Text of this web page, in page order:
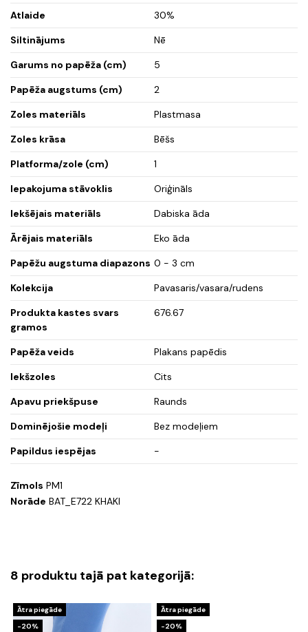
Atlaide
30%
Siltinājums
Nē
Garums no papēža (cm)
5
Papēža augstums (cm)
2
Zoles materiāls
Plastmasa
Zoles krāsa
Bēšs
Platforma/zole (cm)
1
Iepakojuma stāvoklis
Oriģināls
Iekšējais materiāls
Dabiska āda
Ārējais materiāls
Eko āda
Papēžu augstuma diapazons 0 - 3 cm
Kolekcija
Pavasaris/vasara/rudens
Produkta kastes svars
gramos
676.67
Papēža veids
Plakans papēdis
Iekšzoles
Cits
Apavu priekšpuse
Raunds
Dominējošie modeļi
Bez modeļiem
Papildus iespējas
-
Zīmols PM1
Norāde BAT_E722 KHAKI
8 produktu tajā pat kategorijā:
Ātra piegāde
-20%
Ātra piegāde
-20%